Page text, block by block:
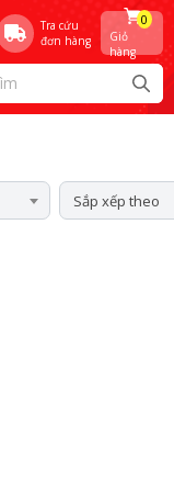
Tra cứu
đơn hàng
Giỏ
hàng
0
Sắp xếp theo